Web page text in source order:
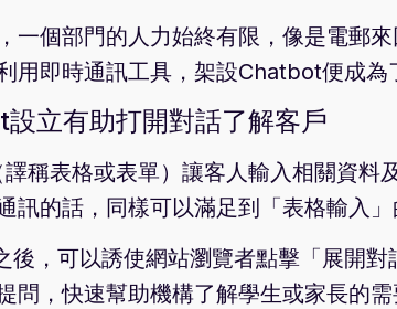
一個部門的人力始終有限，像是電郵
用即時通訊工具，架設Chatbot便成為
立有助打開對話了解客戶
稱表格或表單）讓客人輸入相關資
訊的話，同樣可以滿足到「表格輸入
，可以誘使網站瀏覽者點擊「展開
問，快速幫助機構了解學生或家長的